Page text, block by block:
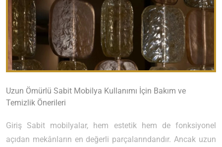
Uzun Ömürlü Sabit Mobilya Kullanımı İçin Bakım ve
Temizlik Önerileri
Giriş Sabit mobilyalar, hem estetik hem de fonksiyonel
açıdan mekânların en değerli parçalarındandır. Ancak uzun